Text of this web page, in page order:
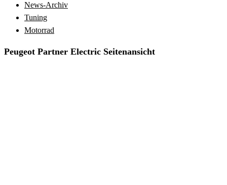
News-Archiv
Tuning
Motorrad
Peugeot Partner Electric Seitenansicht